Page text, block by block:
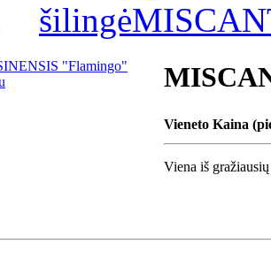
šilingė
Vieneto Kaina
Viena iš